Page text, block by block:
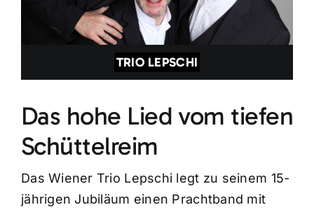
TRIO LEPSCHI
Das hohe Lied vom tiefen
Schüttelreim
Das Wiener Trio Lepschi legt zu seinem 15-
jährigen Jubiläum einen Prachtband mit